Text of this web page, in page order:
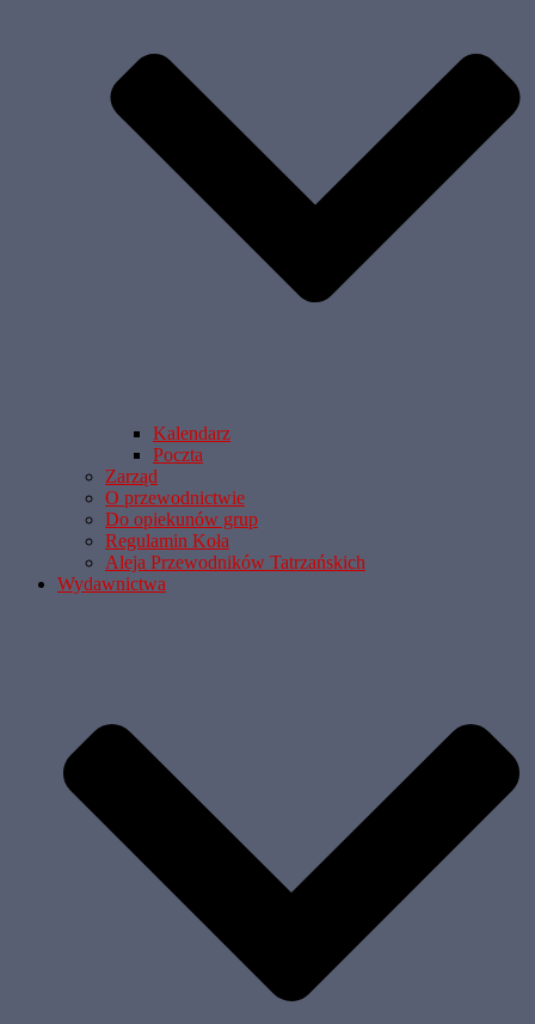
Kalendarz
Poczta
Zarząd
O przewodnictwie
Do opiekunów grup
Regulamin Koła
Aleja Przewodników Tatrzańskich
Wydawnictwa